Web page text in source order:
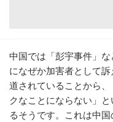
中国では「彭宇事件」
になぜか加害者として
道されていることから
クなことにならない」
るそうです。これは中